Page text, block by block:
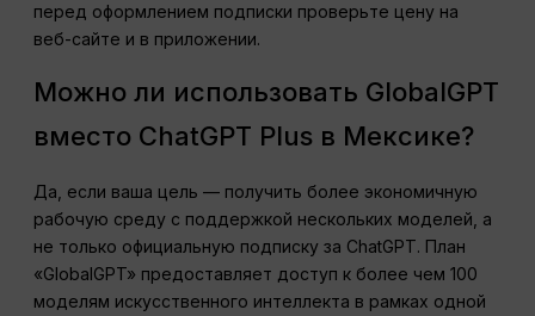
перед оформлением подписки проверьте цену на
веб-сайте и в приложении.
Можно ли использовать GlobalGPT
вместо ChatGPT Plus в Мексике?
Да, если ваша цель — получить более экономичную
рабочую среду с поддержкой нескольких моделей, а
не только официальную подписку за ChatGPT. План
«GlobalGPT» предоставляет доступ к более чем 100
моделям искусственного интеллекта в рамках одной